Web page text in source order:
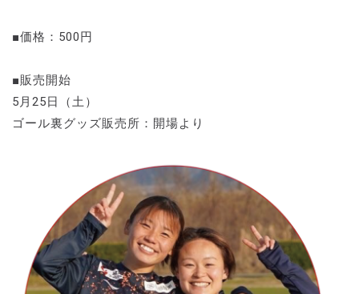
■価格：500円
■販売開始
5月25日（土）
ゴール裏グッズ販売所：開場より